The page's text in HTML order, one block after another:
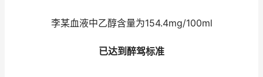
李某血液中乙醇含量为154.4mg/100ml
已达到醉驾标准